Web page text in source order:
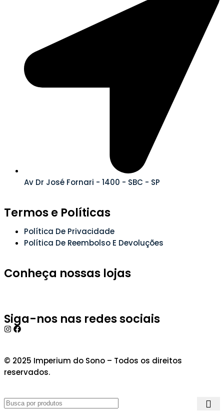
Av Dr José Fornari - 1400 - SBC - SP
Termos e Políticas
Política De Privacidade
Política De Reembolso E Devoluções
Conheça nossas lojas
Siga-nos nas redes sociais
© 2025 Imperium do Sono – Todos os direitos
reservados.